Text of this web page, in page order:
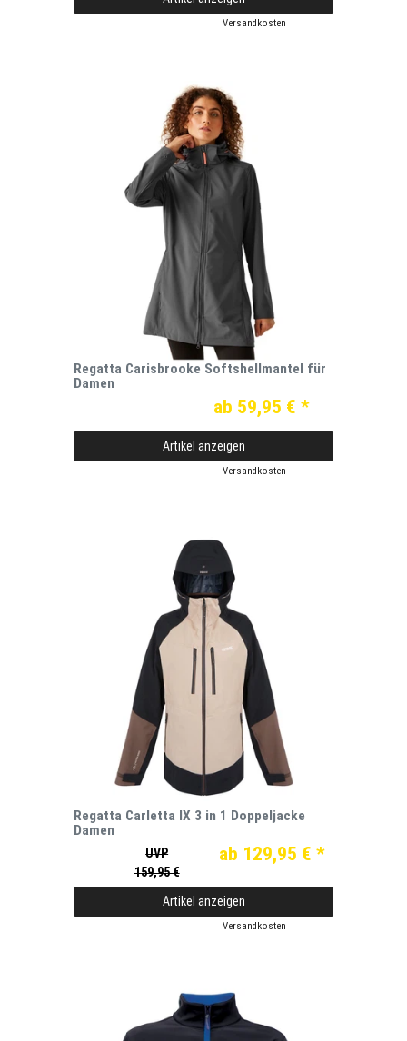
Versandkosten
Regatta Carisbrooke Softshellmantel für
Damen
ab 59,95 € *
Artikel anzeigen
Versandkosten
Regatta Carletta IX 3 in 1 Doppeljacke
Damen
UVP
159,95 €
ab 129,95 € *
Artikel anzeigen
Versandkosten